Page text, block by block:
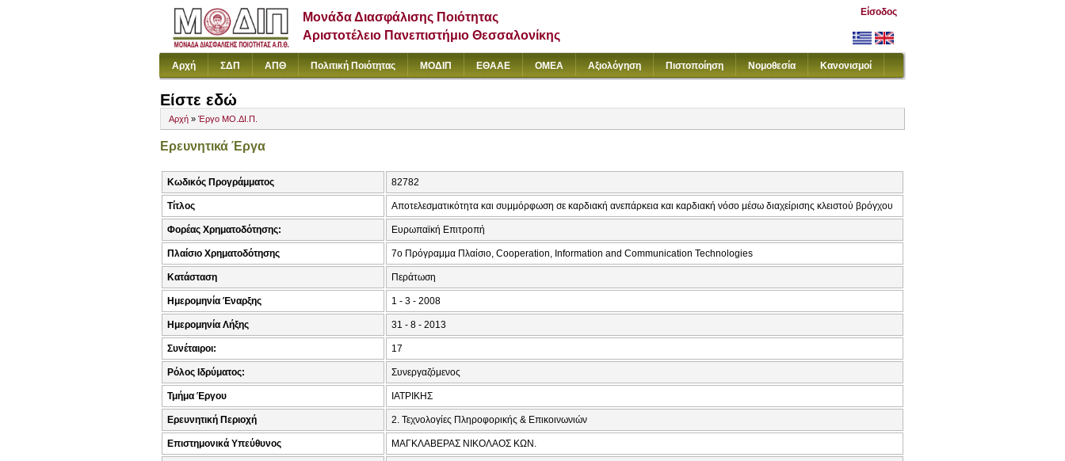
Μονάδα Διασφάλισης Ποιότητας
Αριστοτέλειο Πανεπιστήμιο Θεσσαλονίκης
Είσοδος
Αρχή ΣΔΠ ΑΠΘ Πολιτική Ποιότητας ΜΟΔΙΠ ΕΘΑΑΕ ΟΜΕΑ Αξιολόγηση Πιστοποίηση Νομοθεσία Κανονισμοί
Είστε εδώ
Αρχή » Έργο ΜΟ.ΔΙ.Π.
Ερευνητικά Έργα
Κωδικός Προγράμματος 82782
Τίτλος Αποτελεσματικότητα και συμμόρφωση σε καρδιακή ανεπάρκεια και καρδιακή νόσο μέσω διαχείρισης κλειστού βρόγχου
Φορέας Χρηματοδότησης: Ευρωπαϊκή Επιτροπή
Πλαίσιο Χρηματοδότησης 7o Πρόγραμμα Πλαίσιο, Cooperation, Information and Communication Technologies
Κατάσταση Περάτωση
Ημερομηνία Έναρξης 1 - 3 - 2008
Ημερομηνία Λήξης 31 - 8 - 2013
Συνέταιροι: 17
Ρόλος Ιδρύματος: Συνεργαζόμενος
Τμήμα Έργου ΙΑΤΡΙΚΗΣ
Ερευνητική Περιοχή 2. Τεχνολογίες Πληροφορικής & Επικοινωνιών
Επιστημονικά Υπεύθυνος ΜΑΓΚΛΑΒΕΡΑΣ ΝΙΚΟΛΑΟΣ ΚΩΝ.